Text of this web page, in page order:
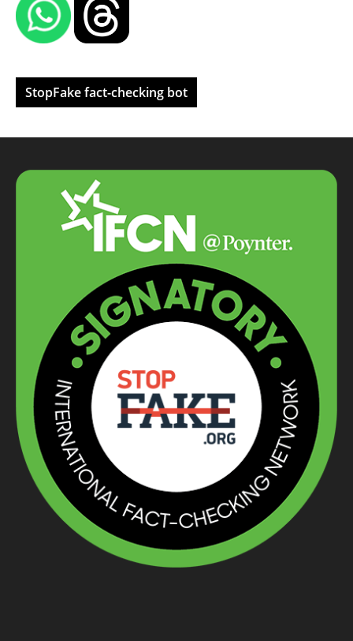
StopFake fact-checking bot